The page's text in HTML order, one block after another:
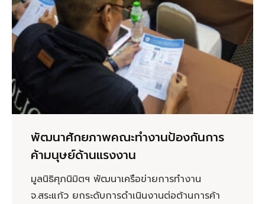
พัฒนาศักยภาพคณะทำงานป้องกันการ
ค้ามนุษย์ด้านแรงงาน
มูลนิธิศุภนิมิตฯ พัฒนาเครือข่ายการทำงาน
จ.สระแก้ว ยกระดับการดำเนินงานต่อต้านการค้า